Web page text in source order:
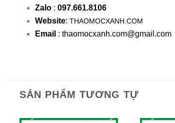
Zalo : 097.661.8106
Website: THAOMOCXANH.COM
Email : thaomocxanh.com@gmail.com
SẢN PHẨM TƯƠNG TỰ